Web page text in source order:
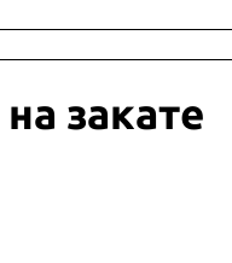
закате